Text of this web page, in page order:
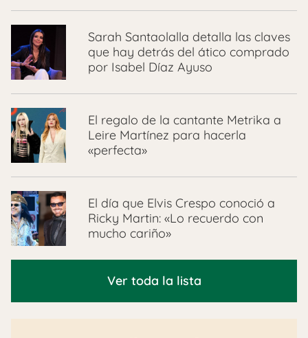
Sarah Santaolalla detalla las claves
que hay detrás del ático comprado
por Isabel Díaz Ayuso
El regalo de la cantante Metrika a
Leire Martínez para hacerla
«perfecta»
El día que Elvis Crespo conoció a
Ricky Martin: «Lo recuerdo con
mucho cariño»
Ver toda la lista